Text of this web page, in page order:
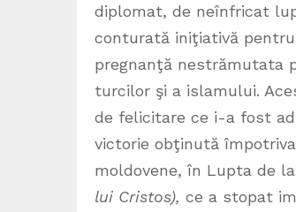
diplomat, de neînfricat
conturată iniţiativă
pregnanţă nestrămutata
turcilor şi a islamului.
de felicitare ce i-a fost
victorie obţinută
moldovene, în Lupta de
lui Cristos), ce a stopat